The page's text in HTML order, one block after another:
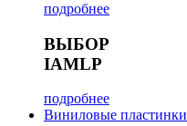
подробнее
ВЫБОР
IAMLP
подробнее
Виниловые пластинки